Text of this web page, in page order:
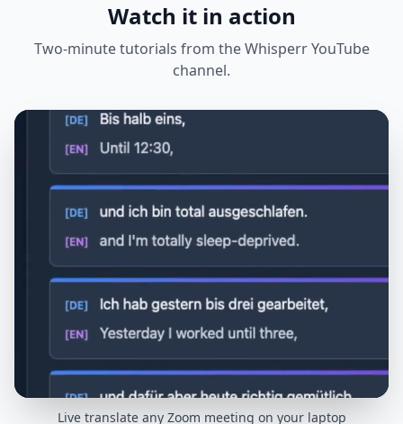
Watch it in action
Two-minute tutorials from the Whisperr YouTube
channel.
Live translate any Zoom meeting on your laptop